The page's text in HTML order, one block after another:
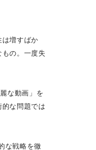
増すばか
の。一度失
な動画」を
な問題では
な戦略を徹